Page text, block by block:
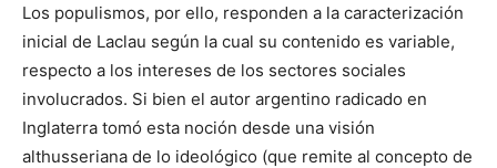
Los populismos, por ello, responden a la caracterización
inicial de Laclau según la cual su contenido es variable,
respecto a los intereses de los sectores sociales
involucrados. Si bien el autor argentino radicado en
Inglaterra tomó esta noción desde una visión
althusseriana de lo ideológico (que remite al concepto de